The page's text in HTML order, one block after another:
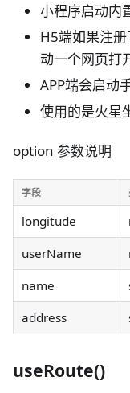
小程序启动内
H5端如果注
动一个网页打
APP端会启动
使用的是火星
option 参数说明
字段
longitude
userName
name
address
useRoute()